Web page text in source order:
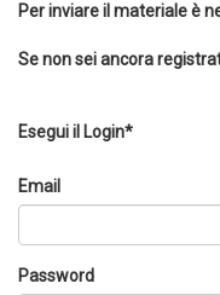
Per inviare il materiale è
Se non sei ancora
Esegui il Login*
Email
Password